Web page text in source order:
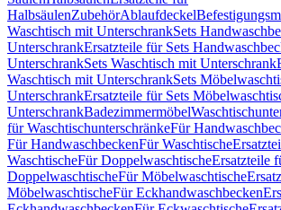
HalbsäulenZubehörAblaufdeckel
Waschtisch mit UnterschrankSets
UnterschrankErsatzteile für Sets
UnterschrankSets Waschtisch mit Unterschrank
Waschtisch mit UnterschrankSets
UnterschrankErsatzteile für Sets
UnterschrankBadezimmermöbel
für WaschtischunterschränkeFür
Für HandwaschbeckenFür Waschtische
WaschtischeFür DoppelwaschtischeErsatzteile
DoppelwaschtischeFür Möbelwaschtische
MöbelwaschtischeFür Eckhandwaschbecken